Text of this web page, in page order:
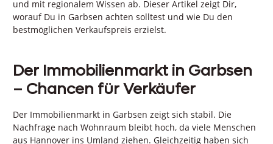
und mit regionalem Wissen ab. Dieser Artikel zeigt Dir,
worauf Du in Garbsen achten solltest und wie Du den
bestmöglichen Verkaufspreis erzielst.
Der Immobilienmarkt in Garbsen
– Chancen für Verkäufer
Der Immobilienmarkt in Garbsen zeigt sich stabil. Die
Nachfrage nach Wohnraum bleibt hoch, da viele Menschen
aus Hannover ins Umland ziehen. Gleichzeitig haben sich